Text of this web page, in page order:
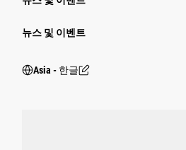
뉴스 및 이벤트
Asia - 한글